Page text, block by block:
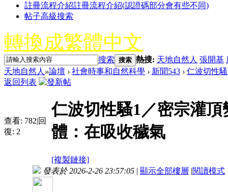
註冊流程介紹註冊流程介紹(認證碼部分會有些不同)
帖子高級搜索
轉換成繁體中文
搜索 搜索 熱搜: 天地自然人 張開基
天地自然人 »論壇 › 社會時事和自然科學 › 新聞543 › 仁波切性
返回列表
查看: 782|回
復: 2
仁波切性騷1／密宗灌
體：在吸收穢氣
[複製鏈接]
發表於 2026-2-26 23:57:05 | 顯示全部樓層 |閱讀模式